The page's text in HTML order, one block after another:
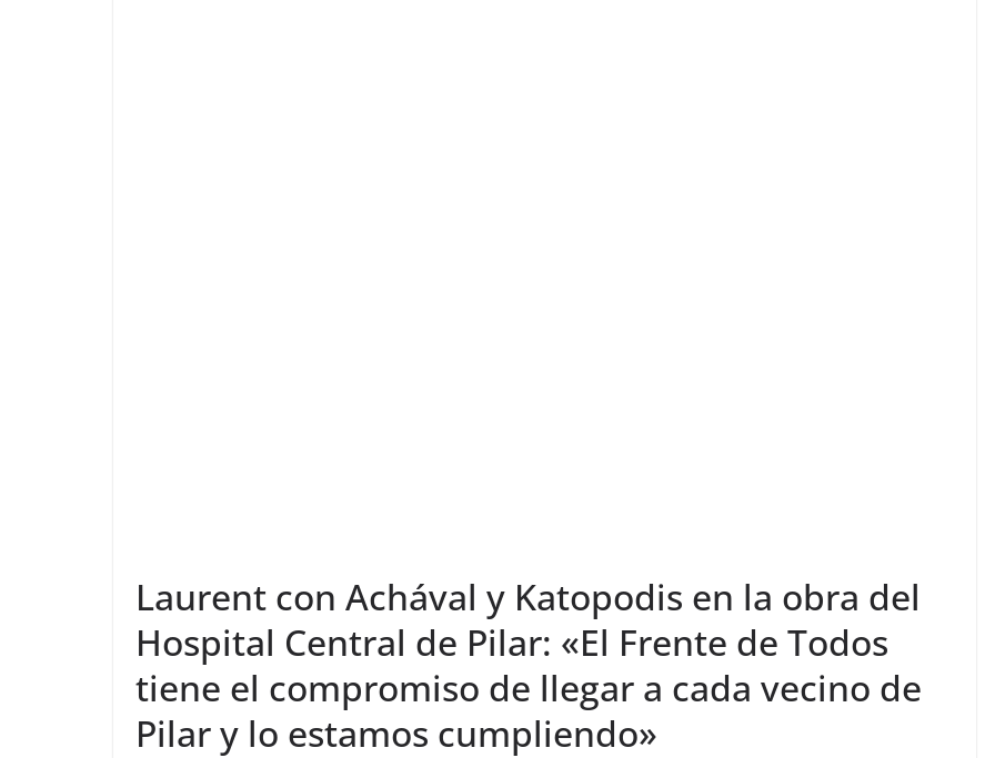
Laurent con Achával y Katopodis en la obra del
Hospital Central de Pilar: «El Frente de Todos
tiene el compromiso de llegar a cada vecino de
Pilar y lo estamos cumpliendo»